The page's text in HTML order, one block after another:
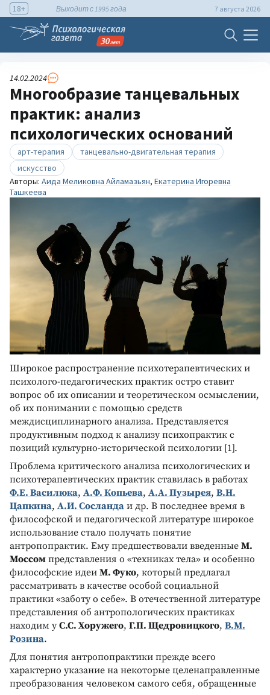
18+ Выходит с 1995 года 7 августа 2026
14.02.2024
Многообразие танцевальных
практик: анализ
психологических оснований
арт-терапия
танцевально-двигательная терапия
искусство
Авторы: Аида Меликовна Айламазьян, Екатерина Игоревна
Ташкеева
Широкое распространение психотерапевтических и
психолого-педагогических практик остро ставит
вопрос об их описании и теоретическом осмыслении,
об их понимании с помощью средств
междисциплинарного анализа. Представляется
продуктивным подход к анализу психопрактик с
позиций культурно-исторической психологии [1].
Проблема критического анализа психологических и
психотерапевтических практик ставилась в работах
Ф.Е. Василюка, А.Ф. Копьева, А.А. Пузырея, В.Н.
Цапкина, А.И. Сосланда и др. В последнее время в
философской и педагогической литературе широкое
использование стало получать понятие
антропопрактик. Ему предшествовали введенные М.
Моссом представления о «техниках тела» и особенно
философские идеи М. Фуко, который предлагал
рассматривать в качестве особой социальной
практики «заботу о себе». В отечественной литературе
представления об антропологических практиках
находим уС.С. Хоружего, Г.П. Щедровицкого, В.М.
Розина.
Для понятия антропопрактики прежде всего
характерно указание на некоторые целенаправленные
преобразования человеком самого себя, обращенные